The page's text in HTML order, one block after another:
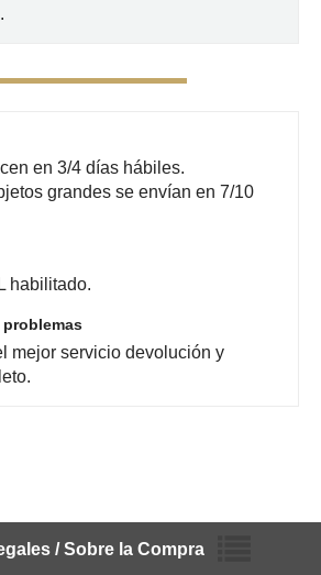
en 3/4 días hábiles.
grandes se envían en 7/10
habilitado.
mejor servicio devolución y
/ Sobre la Compra